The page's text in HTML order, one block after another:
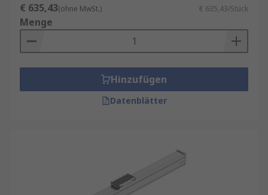
€ 635,43(ohne MwSt.) € 635,43/Stück
Menge
Hinzufügen
Datenblätter